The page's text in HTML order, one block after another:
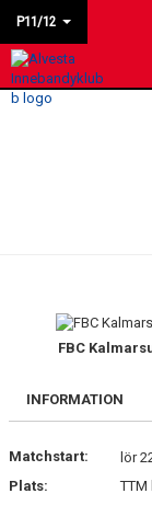
P11/12
HEM
BILDGALLERI
KONTAKT
FBC
INFORMATION
Matchstart:
lör
Plats:
TTM